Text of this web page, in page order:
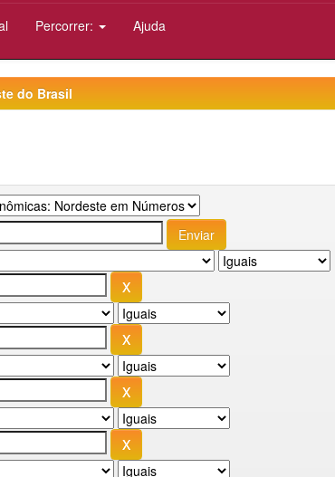
Percorrer: Ajuda
do Brasil